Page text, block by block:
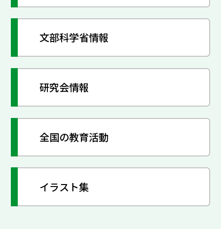
文部科学省情報
研究会情報
全国の教育活動
イラスト集